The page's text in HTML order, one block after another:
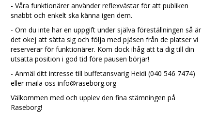
- Våra funktionärer använder reflexvästar för att publiken
snabbt och enkelt ska känna igen dem.
- Om du inte har en uppgift under själva föreställningen så är
det okej att sätta sig och följa med pjäsen från de platser vi
reserverar för funktionärer. Kom dock ihåg att ta dig till din
utsatta position i god tid före pausen börjar!
- Anmäl ditt intresse till buffetansvarig Heidi (040 546 7474)
eller maila oss info@raseborg.org
Välkommen med och upplev den fina stämningen på
Raseborg!